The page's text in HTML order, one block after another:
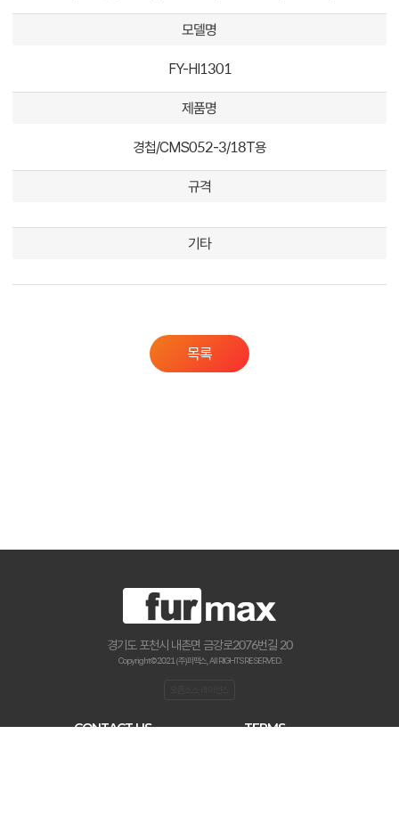
모델명
FY-HI1301
제품명
경첩/CMS052-3/18T용
규격
기타
목록
경기도 포천시 내촌면 금강로2076번길 20
Copyright © 2021 (주)퍼맥스., All RIGHTS RESERVED.
CONTACT US TERMS